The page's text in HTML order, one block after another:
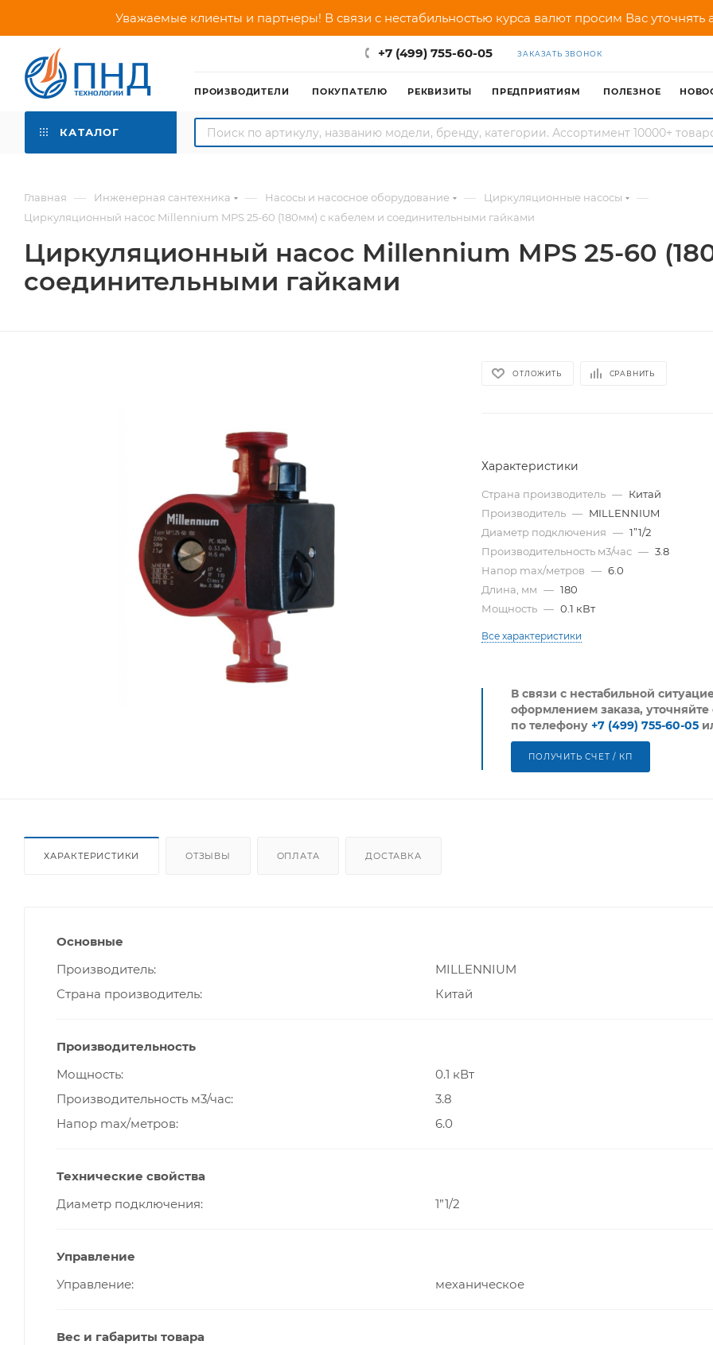
Уважаемые клиенты и партнеры! В связи с нестабильностью курса валют просим Вас
+7 (499) 755-60-05 ЗАКАЗАТЬ ЗВОНОК
ПРОИЗВОДИТЕЛИ ПОКУПАТЕЛЮ РЕКВИЗИТЫ ПРЕДПРИЯТИЯМ ПОЛЕЗНОЕ
КАТАЛОГ
Главная — Инженерная сантехника — Насосы и насосное оборудование — Циркуляционные насосы —
Циркуляционный насос Millennium MPS 25-60 (180мм) с кабелем и соединительными гайками
Циркуляционный насос Millennium MPS 25-60
соединительными гайками
ОТЛОЖИТЬ СРАВНИТЬ
Характеристики
Страна производитель — Китай
Производитель — MILLENNIUM
Диаметр подключения — 1”1/2
Производительность м3/час — 3.8
Напор max/метров — 6.0
Длина, мм — 180
Мощность — 0.1 кВт
Все характеристики
В связи с нестабильной
оформлением заказа, уточняйте
по телефону+7 (499) 755-60-05
ПОЛУЧИТЬ СЧЕТ / КП
ХАРАКТЕРИСТИКИ ОТЗЫВЫ ОПЛАТА ДОСТАВКА
Основные
Производитель
MILLENNIUM
Страна производитель
Китай
Производительность
Мощность
0.1 кВт
Производительность м3/час
3.8
Напор max/метров
6.0
Технические свойства
Диаметр подключения
1”1/2
Управление
Управление
механическое
Вес и габариты товара